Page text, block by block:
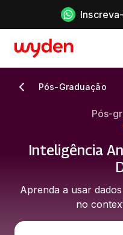
Pós-Graduação
Pós-
Inteligência
Aprenda a usar
no